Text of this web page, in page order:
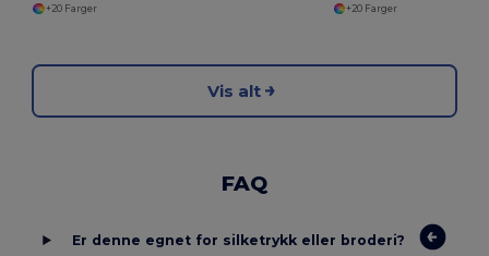
+20 Farger
+20 Farger
Vis alt
FAQ
Er denne egnet for silketrykk eller broderi?